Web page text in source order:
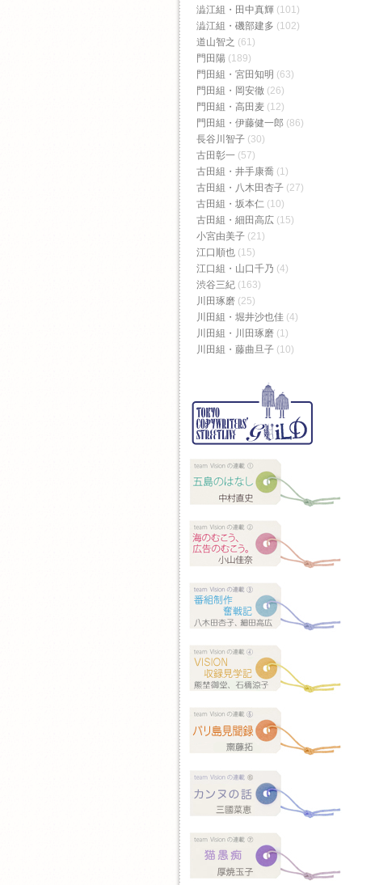
澁江組・田中真輝 (101)
澁江組・磯部建多 (102)
道山智之 (61)
門田陽 (189)
門田組・宮田知明 (63)
門田組・岡安徹 (26)
門田組・高田麦 (12)
門田組・伊藤健一郎 (86)
長谷川智子 (30)
古田彰一 (57)
古田組・井手康喬 (1)
古田組・八木田杏子 (27)
古田組・坂本仁 (10)
古田組・細田高広 (15)
小宮由美子 (21)
江口順也 (15)
江口組・山口千乃 (4)
渋谷三紀 (163)
川田琢磨 (25)
川田組・堀井沙也佳 (4)
川田組・川田琢磨 (1)
川田組・藤曲旦子 (10)